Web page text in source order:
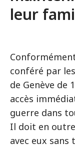
leur
conféré par
de Genève de
accès
guerre dans
Il doit en
avec eux